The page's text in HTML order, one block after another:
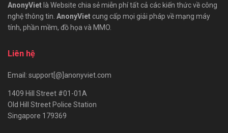
AnonyVietlà Website chia sẻ miễn phí tất cả các kiến thức về công
nghệ thông tin. AnonyViet cung cấp mọi giải pháp về mạng máy
tính, phần mềm, đồ họa và MMO.
Liên hệ
Email: support[@]anonyviet.com
1409 Hill Street #01-01A
Old Hill Street Police Station
Singapore 179369